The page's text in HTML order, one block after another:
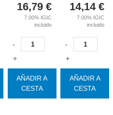
16,79 €
7.00% IGIC
incluido
-
+
AÑADIR A
CESTA
14,14 €
7.00% IGIC
incluido
-
+
AÑADIR A
CESTA